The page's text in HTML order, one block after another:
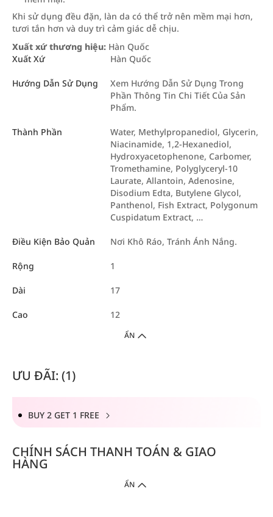
Khi sử dụng đều đặn, làn da có thể trở nên mềm mại hơn,
tươi tắn hơn và duy trì cảm giác dễ chịu.
Xuất xứ thương hiệu: Hàn Quốc
Xuất Xứ
Hàn Quốc
Hướng Dẫn Sử Dụng
Xem Hướng Dẫn Sử Dụng Trong
Phần Thông Tin Chi Tiết Của Sản
Phẩm.
Thành Phần
Water, Methylpropanediol, Glycerin,
Niacinamide, 1,2-Hexanediol,
Hydroxyacetophenone, Carbomer,
Tromethamine, Polyglyceryl-10
Laurate, Allantoin, Adenosine,
Disodium Edta, Butylene Glycol,
Panthenol, Fish Extract, Polygonum
Cuspidatum Extract, …
Điều Kiện Bảo Quản Nơi Khô Ráo, Tránh Ánh Nắng.
Rộng 1
Dài 17
Cao 12
ẨN
ƯU ĐÃI: (1)
BUY 2 GET 1 FREE
CHÍNH SÁCH THANH TOÁN & GIAO
HÀNG
ẨN